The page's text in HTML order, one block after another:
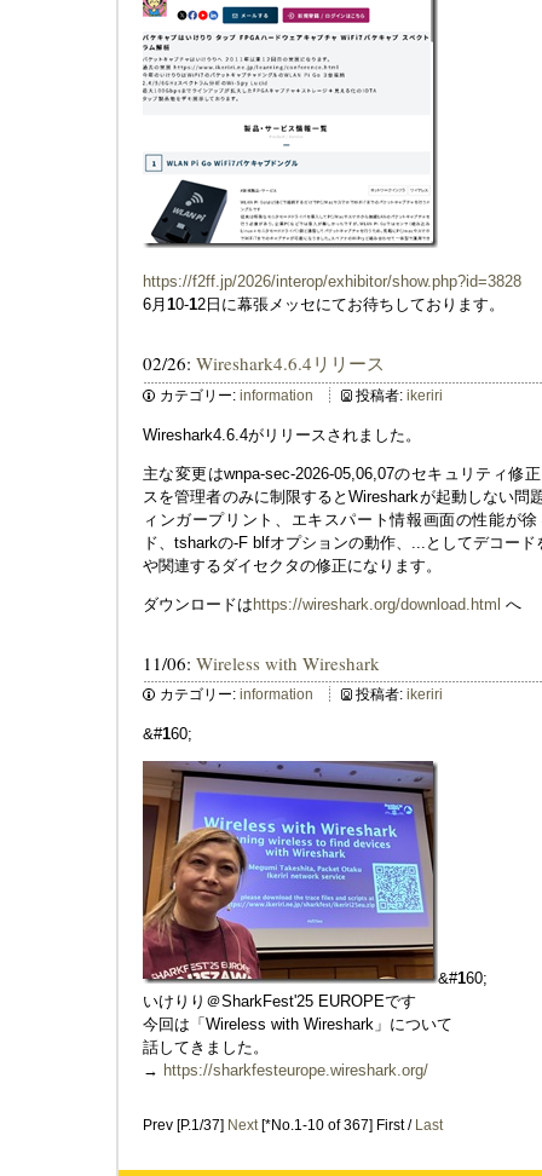
https://f2ff.jp/2026/interop/exhibitor/show.php?id=3828
6月 10-12日に幕張メッセにてお待ちしております。
02/26: Wireshark4.6.4リリース
カテゴリー: information 投稿者: ikeriri
Wireshark4.6.4がリリースされました。
主な変更はwnpa-sec-2026-05,06,07のセキュリティ修
スを管理者のみに制限するとWiresharkが起動しない問
ィンガープリント、エキスパート情報画面の性能が
ド、tsharkの-F blfオプションの動作、...としてデコー
や関連するダイセクタの修正になります。
ダウンロードは https://wireshark.org/download.html へ
11/06: Wireless with Wireshark
カテゴリー: information 投稿者: ikeriri
&#160;
&#160;
いけりり＠SharkFest'25 EUROPEです
今回は「Wireless with Wireshark」について
話してきました。
→ https://sharkfesteurope.wireshark.org/
Prev [P.1/37] Next[*No.1-10 of 367] First / Last